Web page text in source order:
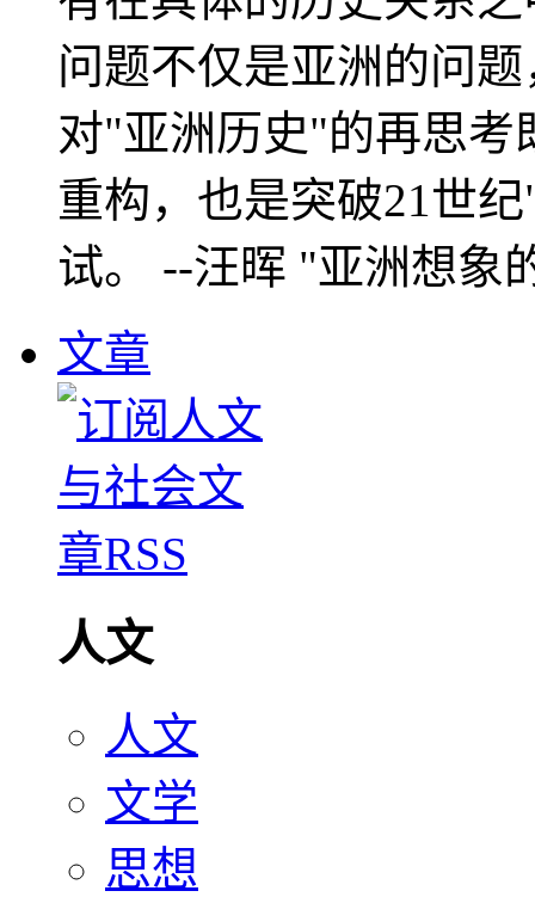
问题不仅是亚洲的问
对"亚洲历史"的再思考
重构，也是突破21世
试。 --汪晖 "亚洲想象
文章
人文
人文
文学
思想